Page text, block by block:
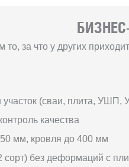
за что у других
участок (сваи, плита, УШП,
качества
мм, кровля до 400 мм
сорт) без деформаций с